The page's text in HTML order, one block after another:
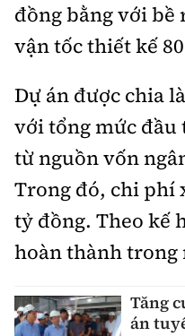
đồng bằng với bề
vận tốc thiết kế
Dự án được chia
với tổng mức đầu
từ nguồn vốn
Trong đó, chi phí
tỷ đồng. Theo kế
hoàn thành trong
Tăng
án